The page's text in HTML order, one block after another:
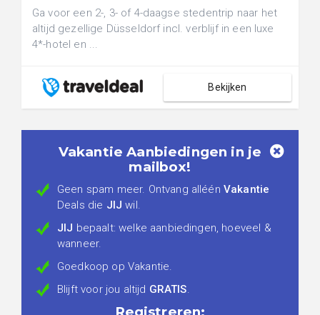
Ga voor een 2-, 3- of 4-daagse stedentrip naar het
altijd gezellige Düsseldorf incl. verblijf in een luxe
4*-hotel en ...
Bekijken
Vakantie Aanbiedingen in je
mailbox!
Geen spam meer. Ontvang alléén Vakantie
Deals die JIJ wil.
JIJ bepaalt: welke aanbiedingen, hoeveel &
wanneer.
Goedkoop op Vakantie.
Blijft voor jou altijd GRATIS.